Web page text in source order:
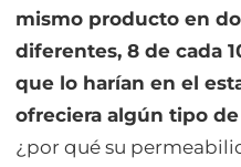
mismo producto en
diferentes, 8 de cada
que lo harían en el
ofreciera algún tipo
¿por qué su